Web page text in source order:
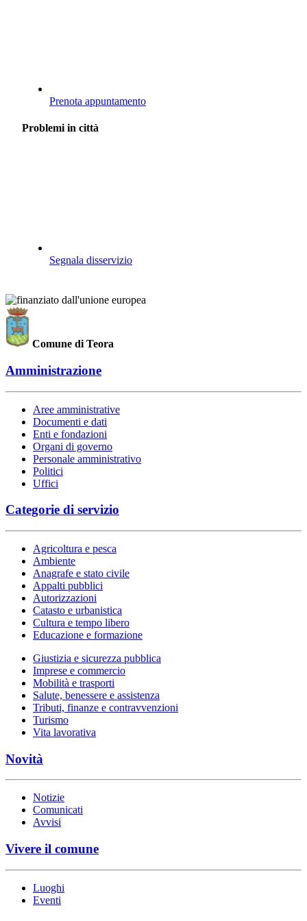
Prenota appuntamento
Problemi in città
Segnala disservizio
Comune di Teora
Amministrazione
Aree amministrative
Documenti e dati
Enti e fondazioni
Organi di governo
Personale amministrativo
Politici
Uffici
Categorie di servizio
Agricoltura e pesca
Ambiente
Anagrafe e stato civile
Appalti pubblici
Autorizzazioni
Catasto e urbanistica
Cultura e tempo libero
Educazione e formazione
Giustizia e sicurezza pubblica
Imprese e commercio
Mobilità e trasporti
Salute, benessere e assistenza
Tributi, finanze e contravvenzioni
Turismo
Vita lavorativa
Novità
Notizie
Comunicati
Avvisi
Vivere il comune
Luoghi
Eventi